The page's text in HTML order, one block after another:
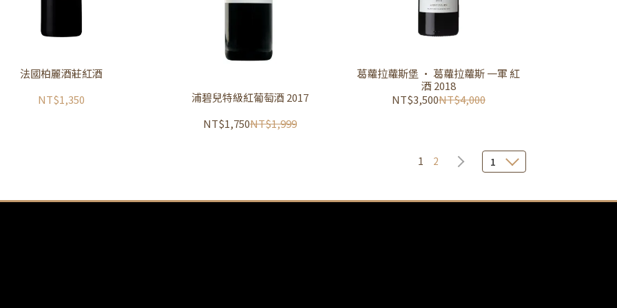
法國柏麗酒莊紅酒
NT$1,350
浦碧兒特級紅葡萄酒 2017
NT$1,750NT$1,999
葛蘿拉蘿斯堡 • 葛蘿拉蘿斯 一軍 紅
酒 2018
NT$3,500NT$4,000
1 2 1